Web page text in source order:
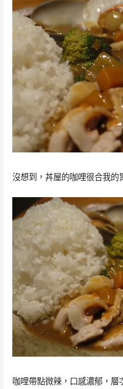
沒想到，丼屋的咖哩很合我的
咖哩帶點微辣，口感濃郁，